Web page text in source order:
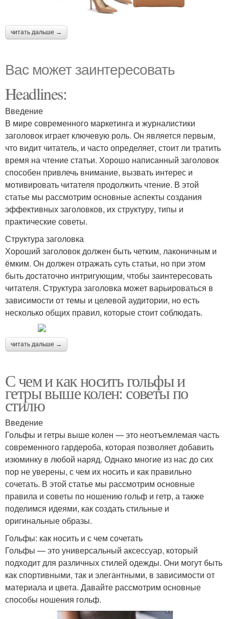
читать дальше →
Вас может заинтересовать
Headlines:
Введение
В мире современного маркетинга и журналистики
заголовок играет ключевую роль. Он является первым,
что видит читатель, и часто определяет, стоит ли тратить
время на чтение статьи. Хорошо написанный заголовок
способен привлечь внимание, вызвать интерес и
мотивировать читателя продолжить чтение. В этой
статье мы рассмотрим основные аспекты создания
эффективных заголовков, их структуру, типы и
практические советы.
Структура заголовка
Хороший заголовок должен быть четким, лаконичным и
ёмким. Он должен отражать суть статьи, но при этом
быть достаточно интригующим, чтобы заинтересовать
читателя. Структура заголовка может варьироваться в
зависимости от темы и целевой аудитории, но есть
несколько общих правил, которые стоит соблюдать.
читать дальше →
С чем и как носить гольфы и
гетры выше колен: советы по
стилю
Введение
Гольфы и гетры выше колен — это неотъемлемая часть
современного гардероба, которая позволяет добавить
изюминку в любой наряд. Однако многие из нас до сих
пор не уверены, с чем их носить и как правильно
сочетать. В этой статье мы рассмотрим основные
правила и советы по ношению гольф и гетр, а также
поделимся идеями, как создать стильные и
оригинальные образы.
Гольфы: как носить и с чем сочетать
Гольфы — это универсальный аксессуар, который
подходит для различных стилей одежды. Они могут быть
как спортивными, так и элегантными, в зависимости от
материала и цвета. Давайте рассмотрим основные
способы ношения гольф.